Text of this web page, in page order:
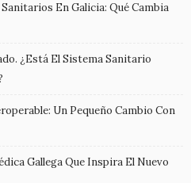
En Galicia: Qué Cambia
¿Está El Sistema Sanitario
Un Pequeño Cambio Con
Gallega Que Inspira El Nuevo